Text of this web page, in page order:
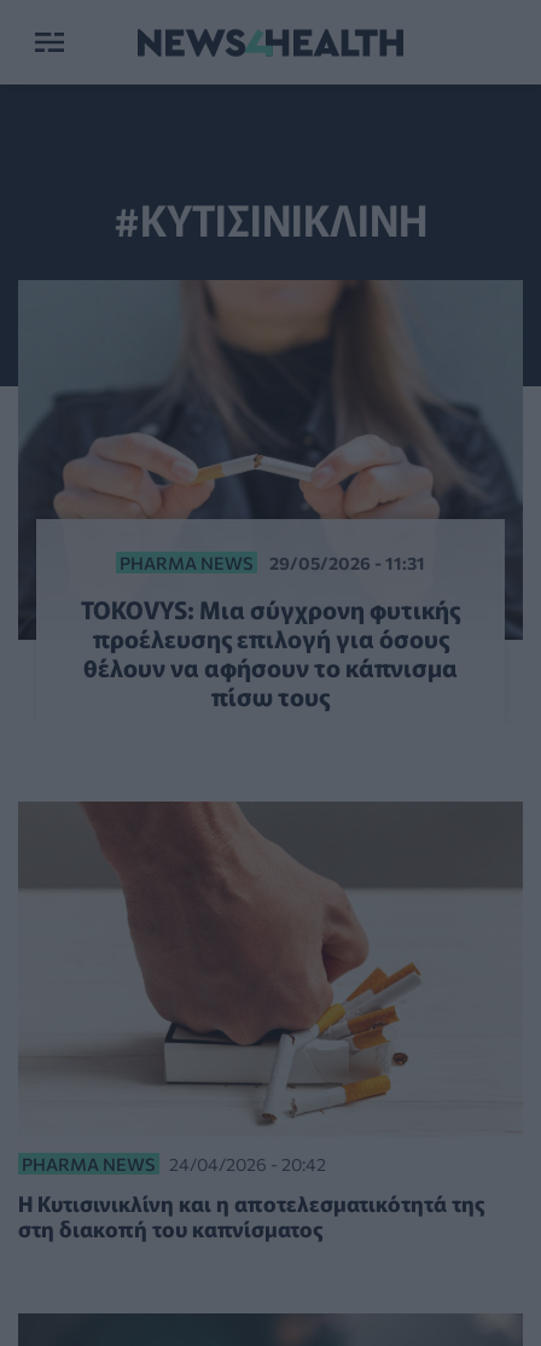
#ΚΥΤΙΣΙΝΙΚΛΙΝΗ
PHARMA NEWS 29/05/2026 - 11:31
TOKOVYS: Μια σύγχρονη φυτικής
προέλευσης επιλογή για όσους
θέλουν να αφήσουν το κάπνισμα
πίσω τους
PHARMA NEWS 24/04/2026 - 20:42
Η Κυτισινικλίνη και η αποτελεσματικότητά της
στη διακοπή του καπνίσματος